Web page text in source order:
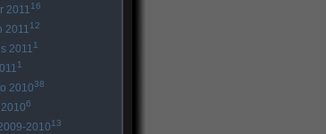
201116
201112
20111
1
201038
6
201013